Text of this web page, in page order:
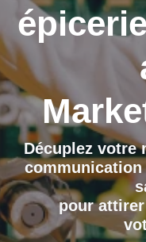
Décuplez votre
pour